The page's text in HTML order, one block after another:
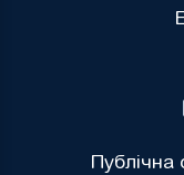
Публічна